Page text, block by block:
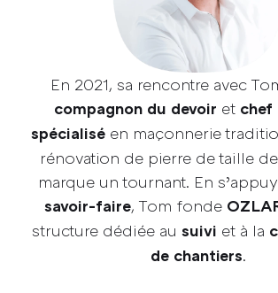
En 2021, sa rencontre avec
compagnon du devoir et chef
spécialiséen maçonnerie
rénovation de pierre de taille
marque un tournant. En
savoir-faire, Tom fonde
structure dédiée au suivi et à la
de chantiers.